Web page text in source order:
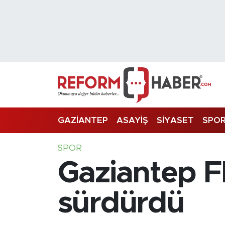
GAZİANTEP ASAYİŞ SİYASET SPOR
SPOR
Gaziantep
sürdürdü
Trafik Durumu
Süper Lig Puan Durumu ve Fikstür
Son Dakika Haberleri
Haber Arşivi